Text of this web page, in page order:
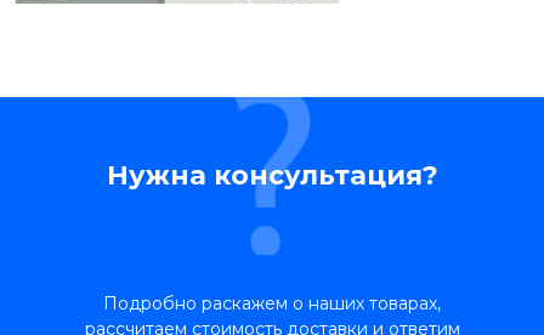
Нужна консультация?
Подробно раскажем о наших товарах,
рассчитаем стоимость доставки и ответим